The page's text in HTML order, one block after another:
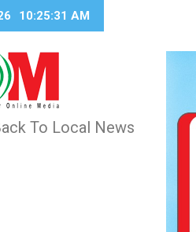
10:25:32 AM
To Local News